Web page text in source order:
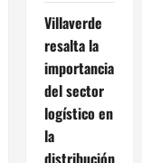
Villaverde
resalta la
importancia
del sector
logístico en
la
distribución